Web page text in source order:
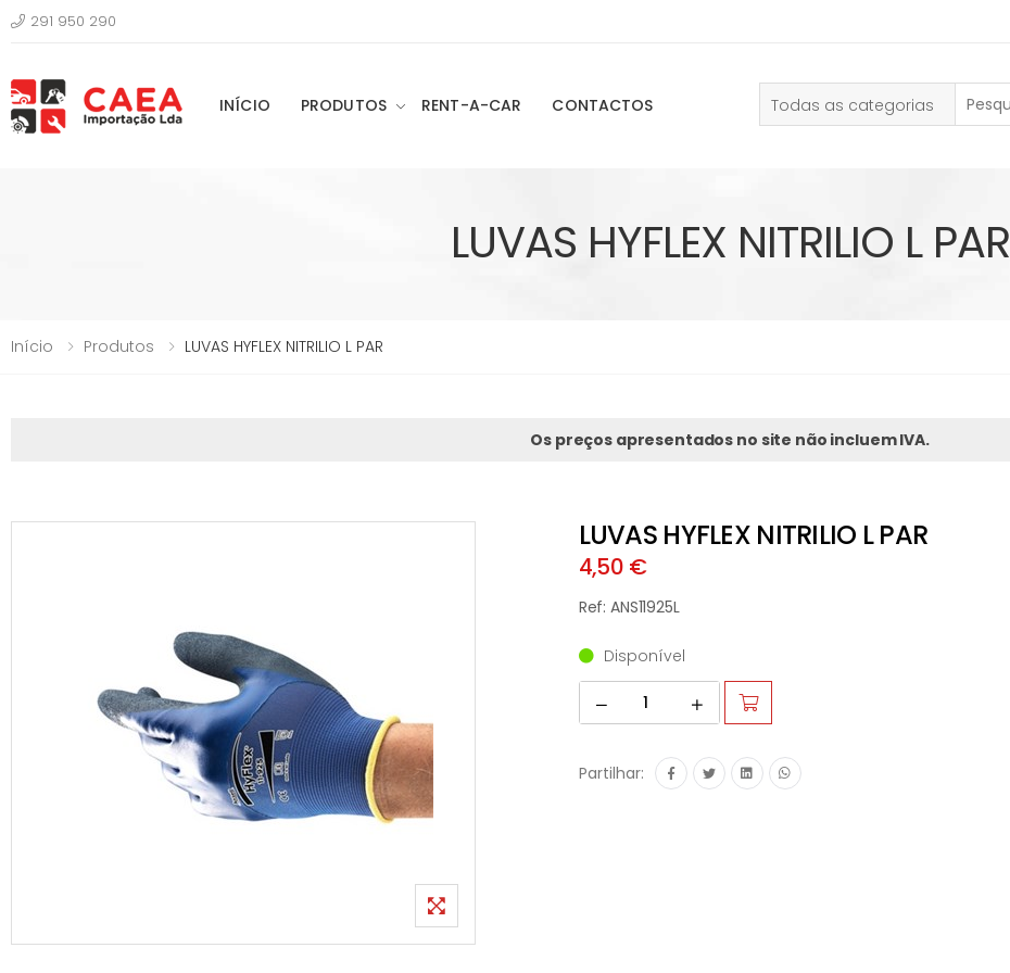
291 950 290
INÍCIO PRODUTOS RENT-A-CAR CONTACTOS Todas as categorias
LUVAS HYFLEX NITRILIO L PAR
Início Produtos LUVAS HYFLEX NITRILIO L PAR
Os preços apresentados no site não incluem IVA.
LUVAS HYFLEX NITRILIO L PAR
4,50 €
Ref: ANS11925L
Disponível
Partilhar: